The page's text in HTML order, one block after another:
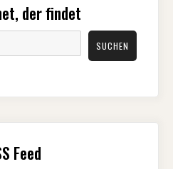
der findet
SUCHEN
Feed